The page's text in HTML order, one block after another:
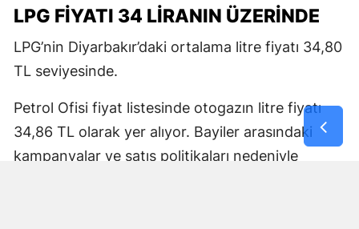
LPG FİYATI 34 LİRANIN ÜZERİNDE
LPG’nin Diyarbakır’daki ortalama litre fiyatı 34,80
TL seviyesinde.
Petrol Ofisi fiyat listesinde otogazın litre fiyatı
34,86 TL olarak yer alıyor. Bayiler arasındaki
kampanyalar ve satış politikaları nedeniyle